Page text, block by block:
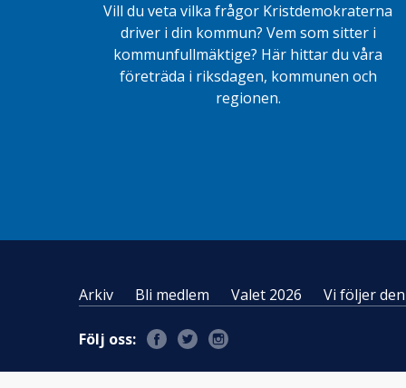
Vill du veta vilka frågor Kristdemokraterna
driver i din kommun? Vem som sitter i
kommunfullmäktige? Här hittar du våra
företräda i riksdagen, kommunen och
regionen.
Arkiv Bli medlem Valet 2026 Vi följer
Följ oss: